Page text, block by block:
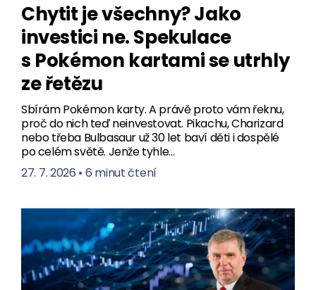
Chytit je všechny? Jako
investici ne. Spekulace
s Pokémon kartami se utrhly
ze řetězu
Sbírám Pokémon karty. A právě proto vám řeknu,
proč do nich teď neinvestovat. Pikachu, Charizard
nebo třeba Bulbasaur už 30 let baví děti i dospělé
po celém světě. Jenže tyhle…
27. 7. 2026 • 6 minut čtení